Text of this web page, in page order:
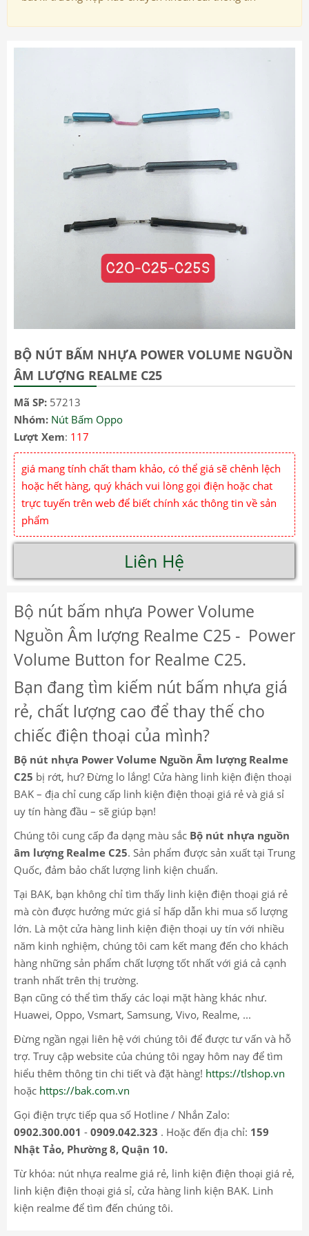
BỘ NÚT BẤM NHỰA POWER VOLUME NGUỒN
ÂM LƯỢNG REALME C25
Mã SP: 57213
Nhóm: Nút Bấm Oppo
Lượt Xem: 117
giá mang tính chất tham khảo, có thể giá sẽ chênh lệch
hoặc hết hàng, quý khách vui lòng gọi điện hoặc chat
trực tuyến trên web để biết chính xác thông tin về sản
phẩm
Liên Hệ
Bộ nút bấm nhựa Power Volume
Nguồn Âm lượng Realme C25 - Power
Volume Button for Realme C25.
Bạn đang tìm kiếm nút bấm nhựa giá
rẻ, chất lượng cao để thay thế cho
chiếc điện thoại của mình?
Bộ nút nhựa Power Volume Nguồn Âm lượng Realme
C25 bị rớt, hư? Đừng lo lắng! Cửa hàng linh kiện điện thoại
BAK – địa chỉ cung cấp linh kiện điện thoại giá rẻ và giá sỉ
uy tín hàng đầu – sẽ giúp bạn!
Chúng tôi cung cấp đa dạng màu sắc Bộ nút nhựa nguồn
âm lượng Realme C25. Sản phẩm được sản xuất tại Trung
Quốc, đảm bảo chất lượng linh kiện chuẩn.
Tại BAK, bạn không chỉ tìm thấy linh kiện điện thoại giá rẻ
mà còn được hưởng mức giá sỉ hấp dẫn khi mua số lượng
lớn. Là một cửa hàng linh kiện điện thoại uy tín với nhiều
năm kinh nghiệm, chúng tôi cam kết mang đến cho khách
hàng những sản phẩm chất lượng tốt nhất với giá cả cạnh
tranh nhất trên thị trường.
Bạn cũng có thể tìm thấy các loại mặt hàng khác như.
Huawei, Oppo, Vsmart, Samsung, Vivo, Realme, ...
Đừng ngần ngại liên hệ với chúng tôi để được tư vấn và hỗ
trợ. Truy cập website của chúng tôi ngay hôm nay để tìm
hiểu thêm thông tin chi tiết và đặt hàng! https://tlshop.vn
hoặc https://bak.com.vn
Gọi điện trực tiếp qua số Hotline / Nhắn Zalo:
0902.300.001 - 0909.042.323 . Hoặc đến địa chỉ: 159
Nhật Tảo, Phường 8, Quận 10.
Từ khóa: nút nhựa realme giá rẻ, linh kiện điện thoại giá rẻ,
linh kiện điện thoại giá sỉ, cửa hàng linh kiện BAK. Linh
kiện realme để tìm đến chúng tôi.